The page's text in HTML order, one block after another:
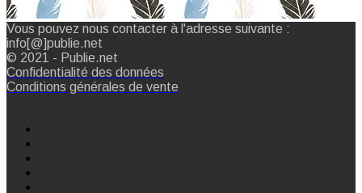
Vous pouvez nous contacter à l'adresse suivante :
info[@]publie.net
© 2021 - Publie.net
Confidentialité des données
Conditions générales de vente